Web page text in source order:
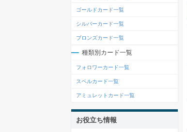
ゴールドカード一覧
シルバーカード一覧
ブロンズカード一覧
種類別カード一覧
フォロワーカード一覧
スペルカード一覧
アミュレットカード一覧
お役立ち情報